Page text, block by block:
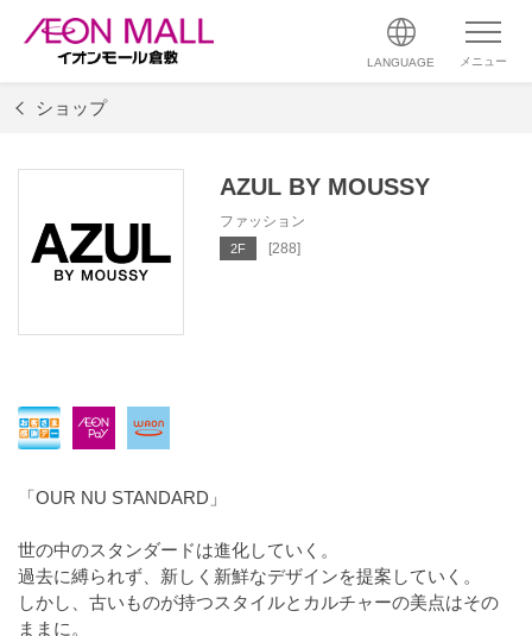
LANGUAGE メニュー
ショップ
AZUL BY MOUSSY
ファッション
2F [288]
「OUR NU STANDARD」
世の中のスタンダードは進化していく。
過去に縛られず、新しく新鮮なデザインを提案していく。
しかし、古いものが持つスタイルとカルチャーの美点はその
ままに。